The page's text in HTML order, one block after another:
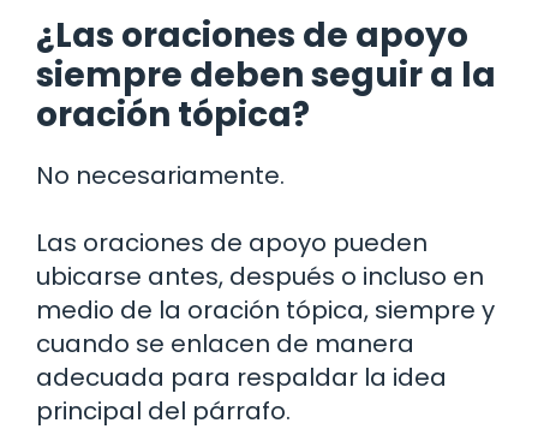
¿Las oraciones de apoyo
siempre deben seguir a la
oración tópica?
No necesariamente.
Las oraciones de apoyo pueden
ubicarse antes, después o incluso en
medio de la oración tópica, siempre y
cuando se enlacen de manera
adecuada para respaldar la idea
principal del párrafo.